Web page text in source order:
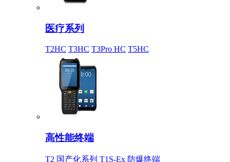
医疗系列
T2HC T3HC T3Pro HC T5HC
高性能终端
T2 国产化系列 T1S-Ex 防爆终端